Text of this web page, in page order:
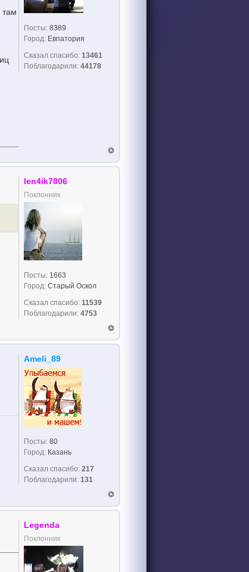
там
Посты: 8389
Город: Евпатория
Сказал спасибо: 13461
Поблагодарили: 44178
len4ik7806
Поклонник
Посты: 1663
Город: Старый Оскол
Сказал спасибо: 11539
Поблагодарили: 4753
Ameli_89
Посты: 80
Город: Казань
Сказал спасибо: 217
Поблагодарили: 131
Legenda
Поклонник